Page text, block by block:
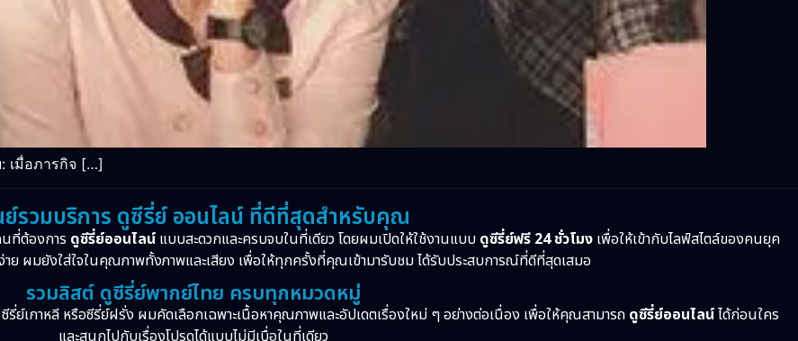
เมื่อภารกิจ […]
รวมบริการ ดูซีรี่ย์ ออนไลน์ ที่ดีที่สุดสำหรับคุณ
ที่ต้องการ ดูซีรี่ย์ออนไลน์แบบสะดวกและครบจบในที่เดียว โดยผมเปิดให้ใช้งานแบบ ดูซีรี่ย์ฟรี 24 ชั่วโมงเพื่อให้เข้ากับไลฟ์สไตล์ของคนยุค
ง่าย ผมยังใส่ใจในคุณภาพทั้งภาพและเสียง เพื่อให้ทุกครั้งที่คุณเข้ามารับชม ได้รับประสบการณ์ที่ดีที่สุดเสมอ
รวมลิสต์ ดูซีรี่ย์พากย์ไทย ครบทุกหมวดหมู่
ซีรี่ย์เกาหลี หรือซีรี่ย์ฝรั่ง ผมคัดเลือกเฉพาะเนื้อหาคุณภาพและอัปเดตเรื่องใหม่ ๆ อย่างต่อเนื่อง เพื่อให้คุณสามารถ ดูซีรี่ย์ออนไลน์ได้ก่อนใคร
และสนุกไปกับเรื่องโปรดได้แบบไม่มีเบื่อในที่เดียว